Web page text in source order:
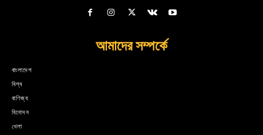
আমাদের সম্পর্কে
বাংলাদেশ
বিশ্ব
বাণিজ্য
বিনোদন
খেলা